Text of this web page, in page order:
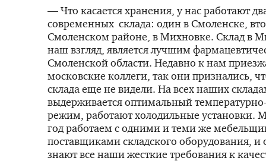
— Что касается хранения, у нас работают
современных склада: один в Смоленске,
Смоленском районе, в Михновке. Склад в
наш взгляд, является лучшим
Смоленской области. Недавно к нам
московские коллеги, так они признались,
склада еще не видели. На всех наших
выдерживается оптимальный
режим, работают холодильные установки.
год работаем с одними и теми же
поставщиками складского оборудования, и
знают все наши жесткие требования к